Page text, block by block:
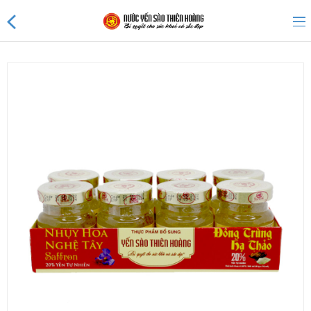
Nước Yến Thiên Hoàng 45%
Nước Yến Thiên Hoàng 41%
Nước Yến 25% không đường